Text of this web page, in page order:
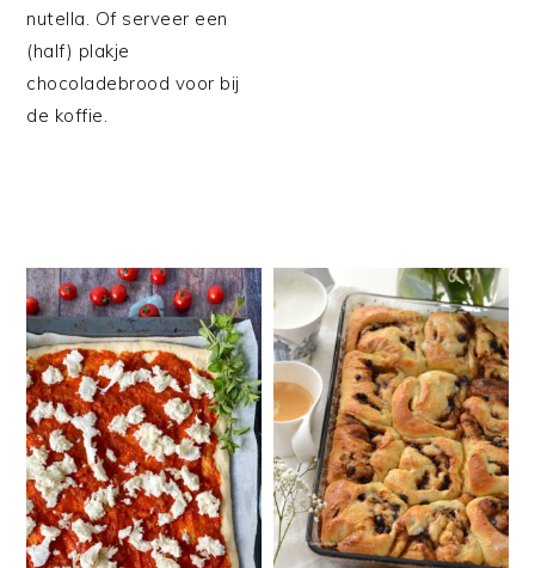
nutella. Of serveer een
(half) plakje
chocoladebrood voor bij
de koffie.